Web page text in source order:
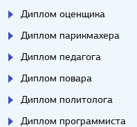
Диплом оценщика
Диплом парикмахера
Диплом педагога
Диплом повара
Диплом политолога
Диплом программиста